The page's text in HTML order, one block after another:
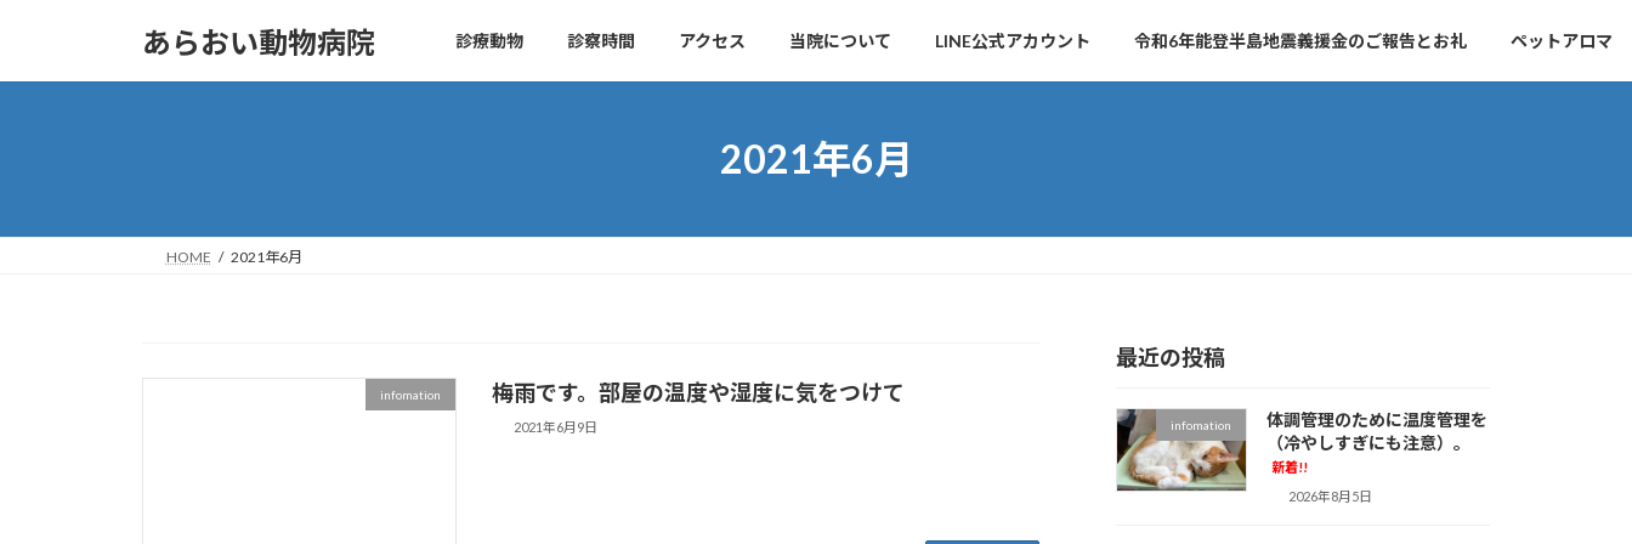
あらおい動物病院 診療動物 診察時間 アクセス 当院について LINE公式アカウント 令和6年能登半島地震義援金のご報告とお礼 ペットアロマ
2021年6月
HOME 2021年6月
infomation 梅雨です。部屋の温度や湿度に気をつけて
2021年6月9日
最近の投稿
infomation
体調管理のために温度管理を
（冷やしすぎにも注意）。
新着!!
2026年8月5日